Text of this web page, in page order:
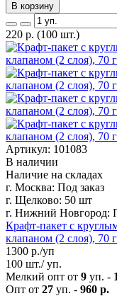
В корзину
220 р. (100 шт.)
Артикул: 101083
В наличии
Наличие на складах
г. Москва: Под заказ
г. Щелково: 50 шт
г. Нижний Новгород:
Крафт-пакет с
клапаном (2 слоя), 70
1300 р./уп
100 шт./ уп.
Мелкий опт от 9 уп. -
Опт от 27 уп. - 960 р.